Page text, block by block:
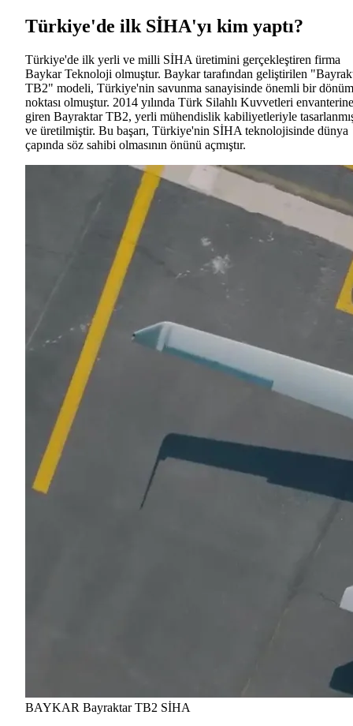
Türkiye'de ilk SİHA'yı kim yaptı?
Türkiye'de ilk yerli ve milli SİHA üretimini gerçekleştiren firma
Baykar Teknoloji olmuştur. Baykar tarafından geliştirilen
TB2" modeli, Türkiye'nin savunma sanayisinde önemli bir dönüm
noktası olmuştur. 2014 yılında Türk Silahlı Kuvvetleri envanterine
giren Bayraktar TB2, yerli mühendislik kabiliyetleriyle
ve üretilmiştir. Bu başarı, Türkiye'nin SİHA teknolojisinde dünya
çapında söz sahibi olmasının önünü açmıştır.
BAYKAR Bayraktar TB2 SİHA